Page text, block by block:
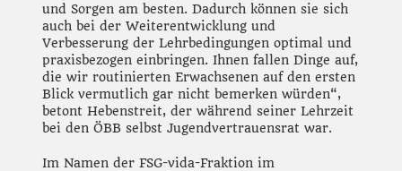
und Sorgen am besten. Dadurch können sie sich
auch bei der Weiterentwicklung und
Verbesserung der Lehrbedingungen optimal und
praxisbezogen einbringen. Ihnen fallen Dinge auf,
die wir routinierten Erwachsenen auf den ersten
Blick vermutlich gar nicht bemerken würden“,
betont Hebenstreit, der während seiner Lehrzeit
bei den ÖBB selbst Jugendvertrauensrat war.
Im Namen der FSG-vida-Fraktion im